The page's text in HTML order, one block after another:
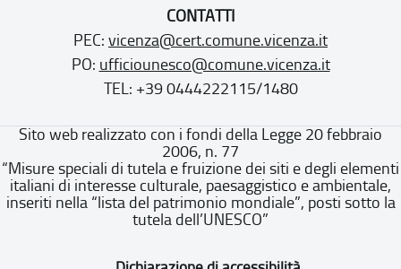
CONTATTI
PEC: vicenza@cert.comune.vicenza.it
PO: ufficiounesco@comune.vicenza.it
TEL: +39 0444222115/1480
Sito web realizzato con i fondi della Legge 20 febbraio
2006, n. 77
“Misure speciali di tutela e fruizione dei siti e degli elementi
italiani di interesse culturale, paesaggistico e ambientale,
inseriti nella “lista del patrimonio mondiale”, posti sotto la
tutela dell’UNESCO”